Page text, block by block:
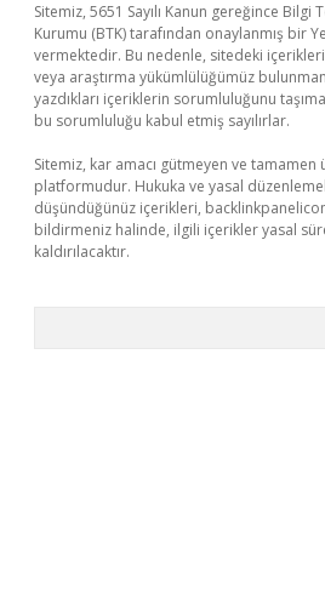
Sitemiz, 5651 Sayılı Kanun gereğince
Kurumu (BTK) tarafından onaylanmış bir
vermektedir. Bu nedenle, sitedeki
veya araştırma yükümlülüğümüz
yazdıkları içeriklerin sorumluluğunu
bu sorumluluğu kabul etmiş sayılırlar.
Sitemiz, kar amacı gütmeyen ve
platformudur. Hukuka ve yasal
düşündüğünüz içerikleri,
bildirmeniz halinde, ilgili içerikler yasal
kaldırılacaktır.